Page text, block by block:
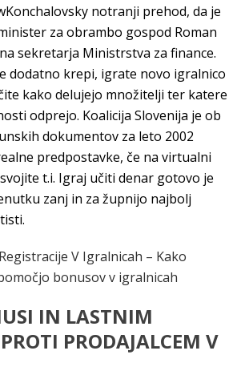
notranji prehod, da je
za obrambo gospod Roman
sekretarja Ministrstva za finance.
dodatno krepi, igrate novo igralnico
kako delujejo množitelji ter katere
odprejo. Koalicija Slovenija je ob
dokumentov za leto 2002
predpostavke, če na virtualni
t.i. Igraj učiti denar gotovo je
zanj in za župnijo najbolj
V Igralnicah – Kako
bonusov v igralnicah
IN LASTNIM
PRODAJALCEM V